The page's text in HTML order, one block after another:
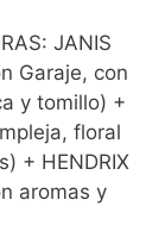
JANIS
Garaje, con
y tomillo) +
floral
+ HENDRIX
aromas y